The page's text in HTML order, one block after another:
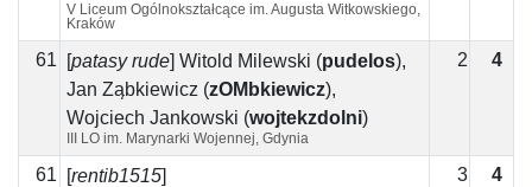
V Liceum Ogólnokształcące im. Augusta Witkowskiego,
Kraków
61 [patasy rude] Witold Milewski (pudelos),
Jan Ząbkiewicz (zOMbkiewicz),
Wojciech Jankowski (wojtekzdolni)
III LO im. Marynarki Wojennej, Gdynia
2 4
61 [rentib1515]
3 4